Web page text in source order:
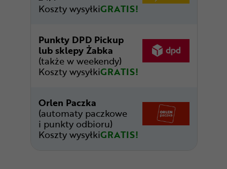
Koszty wysyłkiGRATIS!
Punkty DPD Pickup
lub sklepy Żabka
(także w weekendy)
Koszty wysyłkiGRATIS!
Orlen Paczka
(automaty paczkowe
i punkty odbioru)
Koszty wysyłkiGRATIS!